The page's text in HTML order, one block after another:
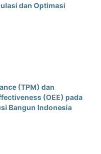
dan Optimasi
(TPM) dan
(OEE) pada
Bangun Indonesia